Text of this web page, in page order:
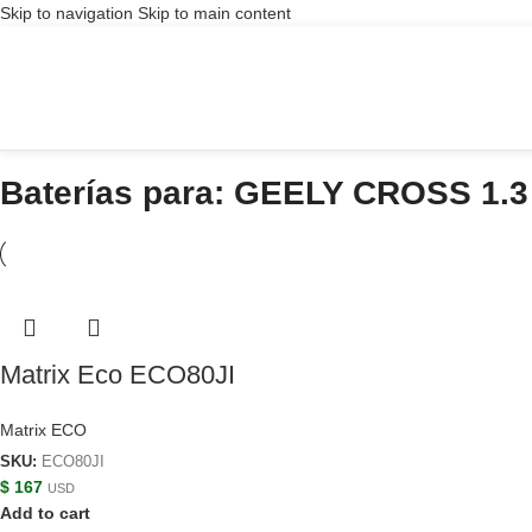
Skip to navigation Skip to main content
Baterías para: GEELY CROSS 1.3
Matrix Eco ECO80JI
Matrix ECO
SKU: ECO80JI
$ 167 USD
Add to cart